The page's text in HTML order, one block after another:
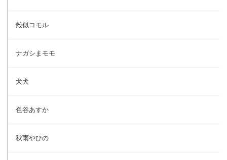
殻似コモル
ナガシまモモ
犬犬
色谷あすか
秋雨やひの